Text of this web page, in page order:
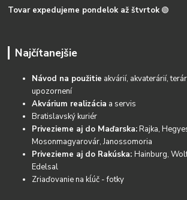
Tovar expedujeme pondelok až štvrtok 🟢
Najčítanejšie
Návod na použitie akvárií, akvaterárií,
upozornení
Akvárium realizácia a servis
Bratislavský kuriér
Privezieme aj do Maďarska:Rajka,
Mosonmagyarovár, Janossomoria
Privezieme aj do Rakúska:Hainburg,
Edelsal
Zriaďovanie na kĺúč - fotky